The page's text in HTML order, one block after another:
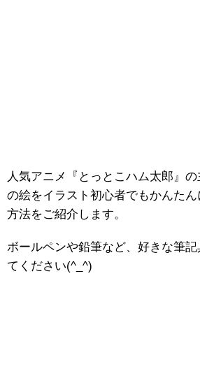
人気アニメ『とっとこハム太郎』の
の絵をイラスト初心者でもかんたん
方法をご紹介します。
ボールペンや鉛筆など、好きな筆
てください(^_^)